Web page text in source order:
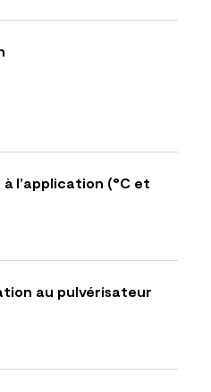
l’application (°C et
au pulvérisateur